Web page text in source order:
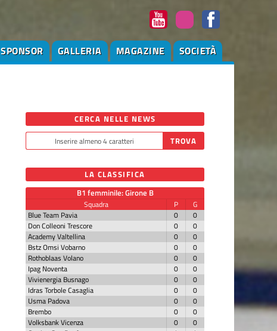
SPONSOR GALLERIA MAGAZINE SOCIETÀ
CERCA NELLE NEWS
LA CLASSIFICA
B1 femminile: Girone B
Squadra P
G
Blue Team Pavia
0
0
Don Colleoni Trescore
0
0
Academy Valtellina
0
0
Bstz Omsi Vobarno
0
0
Rothoblaas Volano
0
0
Ipag Noventa
0
0
Vivienergia Busnago
0
0
Idras Torbole Casaglia
0
0
Usma Padova
0
0
Brembo
0
0
Volksbank Vicenza
0
0